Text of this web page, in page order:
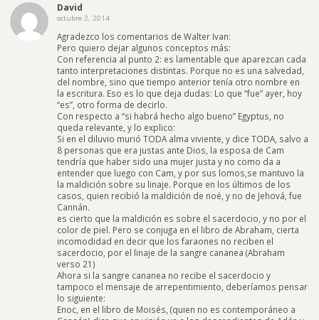
David
octubre 2, 2014
Agradezco los comentarios de Walter Ivan:
Pero quiero dejar algunos conceptos más:
Con referencia al punto 2: es lamentable que aparezcan cada
tanto interpretaciones distintas. Porque no es una salvedad,
del nombre, sino que tiempo anterior tenía otro nombre en
la escritura. Eso es lo que deja dudas: Lo que “fue” ayer, hoy
“es”, otro forma de decirlo.
Con respecto a “si habrá hecho algo bueno” Egyptus, no
queda relevante, y lo explico:
Si en el diluvio murió TODA alma viviente, y dice TODA, salvo a
8 personas que era justas ante Dios, la esposa de Cam
tendría que haber sido una mujer justa y no como da a
entender que luego con Cam, y por sus lomos,se mantuvo la
la maldición sobre su linaje. Porque en los últimos de los
casos, quien recibió la maldición de noé, y no de Jehová, fue
Cannán.
es cierto que la maldición es sobre el sacerdocio, y no por el
color de piel. Pero se conjuga en el libro de Abraham, cierta
incomodidad en decir que los faraones no reciben el
sacerdocio, por el linaje de la sangre cananea (Abraham
verso 21)
Ahora si la sangre cananea no recibe el sacerdocio y
tampoco el mensaje de arrepentimiento, deberíamos pensar
lo siguiente:
Enoc, en el libro de Moisés, (quien no es contemporáneo a